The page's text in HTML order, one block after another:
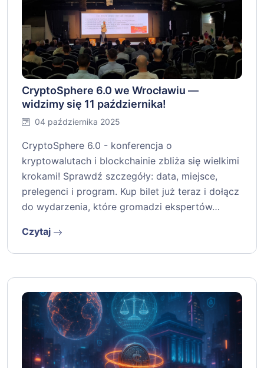
CryptoSphere 6.0 we Wrocławiu —
widzimy się 11 października!
04 października 2025
CryptoSphere 6.0 - konferencja o
kryptowalutach i blockchainie zbliża się wielkimi
krokami! Sprawdź szczegóły: data, miejsce,
prelegenci i program. Kup bilet już teraz i dołącz
do wydarzenia, które gromadzi ekspertów…
Czytaj